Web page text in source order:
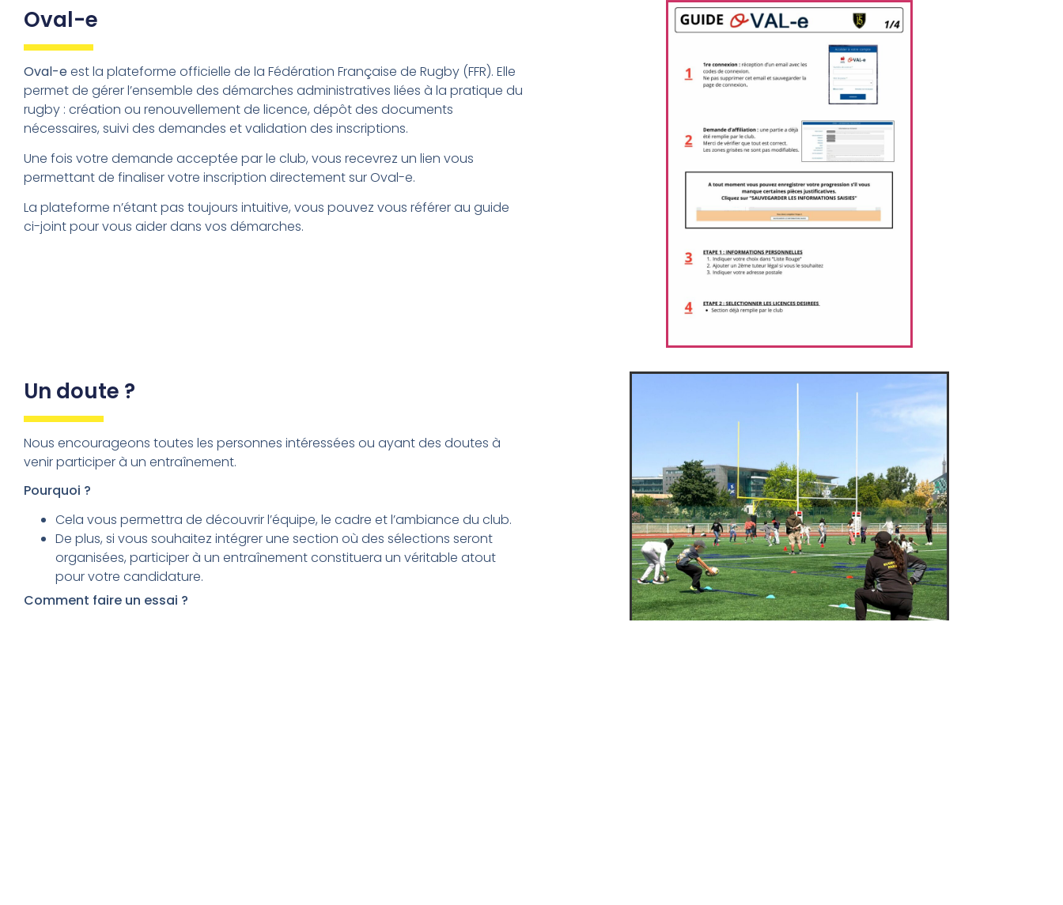
Oval-e
Oval-eest la plateforme officielle de la Fédération Française de Rugby (FFR). Elle
permet de gérer l’ensemble des démarches administratives liées à la pratique du
rugby : création ou renouvellement de licence, dépôt des documents
nécessaires, suivi des demandes et validation des inscriptions.
Une fois votre demande acceptée par le club, vous recevrez un lien vous
permettant de finaliser votre inscription directement sur Oval-e.
La plateforme n’étant pas toujours intuitive, vous pouvez vous référer au guide
ci-joint pour vous aider dans vos démarches.
Un doute ?
Nous encourageons toutes les personnes intéressées ou ayant des doutes à
venir participer à un entraînement.
Pourquoi ?
Cela vous permettra de découvrir l’équipe, le cadre et l’ambiance du club.
De plus, si vous souhaitez intégrer une section où des sélections seront
organisées, participer à un entraînement constituera un véritable atout
pour votre candidature.
Comment faire un essai ?